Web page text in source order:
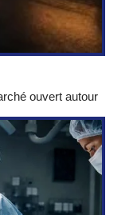
ouvert autour